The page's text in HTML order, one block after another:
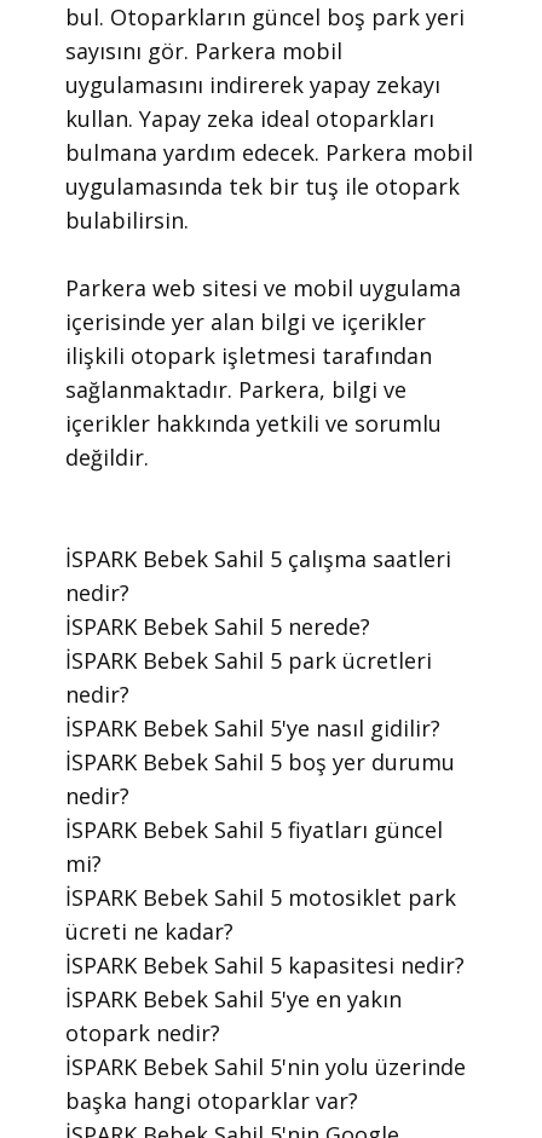
bul. Otoparkların güncel boş park yeri
sayısını gör. Parkera mobil
uygulamasını indirerek yapay zekayı
kullan. Yapay zeka ideal otoparkları
bulmana yardım edecek. Parkera mobil
uygulamasında tek bir tuş ile otopark
bulabilirsin.
​Parkera web sitesi ve mobil uygulama
içerisinde yer alan bilgi ve içerikler
ilişkili otopark işletmesi tarafından
sağlanmaktadır. Parkera, bilgi ve
içerikler hakkında yetkili ve sorumlu
değildir.
​İSPARK Bebek Sahil 5 çalışma saatleri
nedir?
​İSPARK Bebek Sahil 5 nerede?
​İSPARK Bebek Sahil 5 park ücretleri
nedir?
​İSPARK Bebek Sahil 5'ye nasıl gidilir?
​İSPARK Bebek Sahil 5 boş yer durumu
nedir?
​İSPARK Bebek Sahil 5 fiyatları güncel
mi?
​İSPARK Bebek Sahil 5 motosiklet park
ücreti ne kadar?
​İSPARK Bebek Sahil 5 kapasitesi nedir?
​İSPARK Bebek Sahil 5'ye en yakın
otopark nedir?
​İSPARK Bebek Sahil 5'nin yolu üzerinde
başka hangi otoparklar var?